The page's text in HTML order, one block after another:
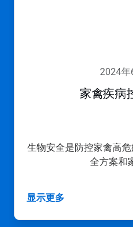
灯
2024
家禽疾病
生物安全是防控家禽高
全方案和
显示更多